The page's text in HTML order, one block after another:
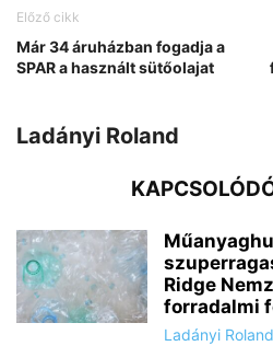
Előző cikk
Már 34 áruházban fogadja a
SPAR a használt sütőolajat
Ladányi Roland
Ridge
forradalmi
Ladányi Roland